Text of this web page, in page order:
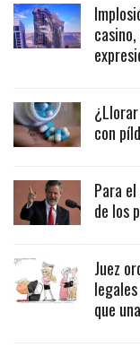
con
Para
de los
Juez
que